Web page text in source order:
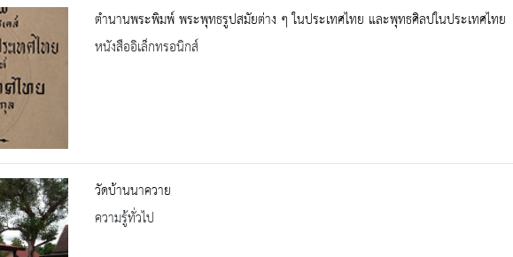
ตำนานพระพิมพ์ พระพุทธรูปสมัยต่าง ๆ ในประเทศไทย และพุทธศิลปในประเทศไทย
หนังสืออิเล็กทรอนิกส์
วัดบ้านนาควาย
ความรู้ทั่วไป